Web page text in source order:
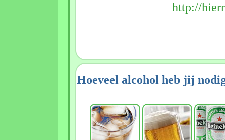
http://
Hoeveel alcohol heb jij